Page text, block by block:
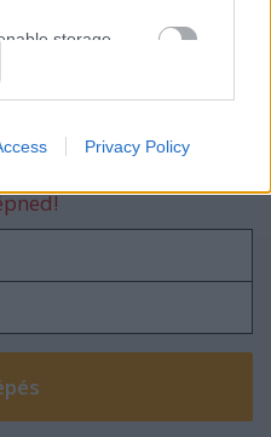
storage
website or app.
storage
authentication
Privacy Policy